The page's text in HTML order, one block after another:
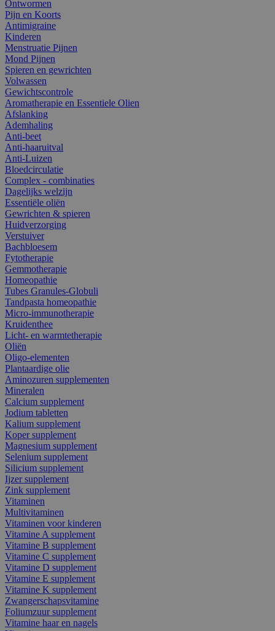
Ontwormen
Pijn en Koorts
Antimigraine
Kinderen
Menstruatie Pijnen
Mond Pijnen
Spieren en gewrichten
Volwassen
Gewichtscontrole
Aromatherapie en Essentiele Olien
Afslanking
Ademhaling
Anti-beet
Anti-haaruitval
Anti-Luizen
Bloedcirculatie
Complex - combinaties
Dagelijks welzijn
Essentiële oliën
Gewrichten & spieren
Huidverzorging
Verstuiver
Bachbloesem
Fytotherapie
Gemmotherapie
Homeopathie
Tubes Granules-Globuli
Tandpasta homeopathie
Micro-immunotherapie
Kruidenthee
Licht- en warmtetherapie
Oliën
Oligo-elementen
Plantaardige olie
Aminozuren supplementen
Mineralen
Calcium supplement
Jodium tabletten
Kalium supplement
Koper supplement
Magnesium supplement
Selenium supplement
Silicium supplement
Ijzer supplement
Zink supplement
Vitaminen
Multivitaminen
Vitaminen voor kinderen
Vitamine A supplement
Vitamine B supplement
Vitamine C supplement
Vitamine D supplement
Vitamine E supplement
Vitamine K supplement
Zwangerschapsvitamine
Foliumzuur supplement
Vitamine haar en nagels